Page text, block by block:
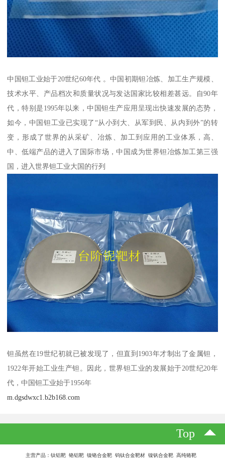
中国钽工业始于20世纪60年代 。中国初期钽冶炼、加工生产规模、
技术水平、产品档次和质量状况与发达国家比较相差甚远。自90年
代，特别是1995年以来，中国钽生产应用呈现出快速发展的态势，
如今，中国钽工业已实现了“从小到大、从军到民、从内到外”的转
变，形成了世界的从采矿、冶炼、加工到应用的工业体系，高、
中、低端产品的进入了国际市场，中国成为世界钽冶炼加工第三强
国，进入世界钽工业大国的行列
钽虽然在19世纪初就已被发现了，但直到1903年才制出了金属钽，
1922年开始工业生产钽。因此，世界钽工业的发展始于20世纪20年
代，中国钽工业始于1956年
m.dgsdwxc1.b2b168.com
Top
主营产品：钛铝靶 铬铝靶 镍铬合金靶 钨钛合金靶材 镍钒合金靶 高纯铬靶